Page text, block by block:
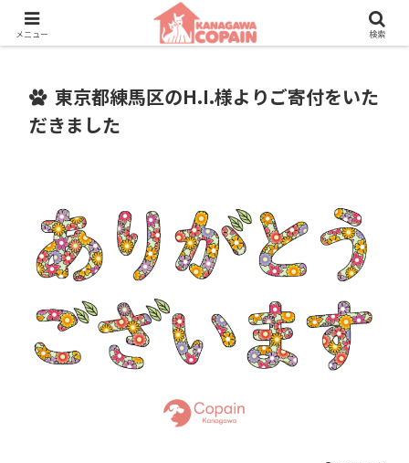
保護動物たちに、新しい家族との素敵な出会いを。
東京都練馬区のH.I.様よりご寄付をいた
だきました
メニュー 検索